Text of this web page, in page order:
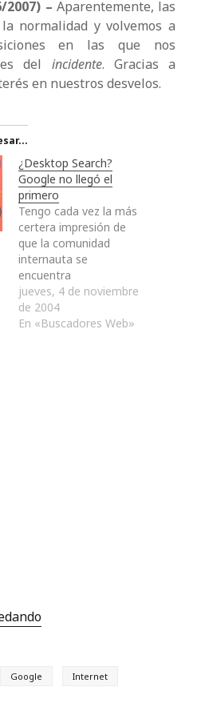
– Aparentemente, las
normalidad y volvemos a
en las que nos
del incidente. Gracias a
en nuestros desvelos.
¿Desktop Search?
Google no llegó el
primero
Tengo cada vez la más
certera impresión de
que la comunidad
internauta se
encuentra
completamente
rendida en cada paso
que da Google. Cada
jueves, 4 de noviembre
de 2004
En «Buscadores Web»
Google
Internet